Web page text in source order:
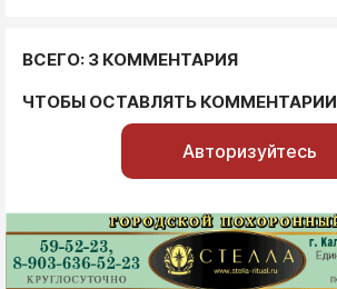
ВСЕГО: 3 КОММЕНТАРИЯ
ЧТОБЫ ОСТАВЛЯТЬ КОММЕНТАРИИ
Авторизуйтесь